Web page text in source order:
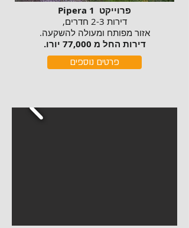
פרוייקט 1 Pipera
דירות 2-3 חדרים,
אזור מפותח ומעולה להשקעה.
דירות החל מ 77,000 יורו.
פרטים נוספים